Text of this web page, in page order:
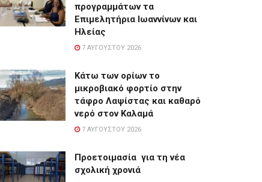
προγραμμάτων τα
Επιμελητήρια Ιωαννίνων και
Ηλείας
7 ΑΥΓΟΎΣΤΟΥ 2026
Κάτω των ορίων το
μικροβιακό φορτίο στην
τάφρο Λαψίστας και καθαρό
νερό στον Καλαμά
7 ΑΥΓΟΎΣΤΟΥ 2026
Προετοιμασία για τη νέα
σχολική χρονιά